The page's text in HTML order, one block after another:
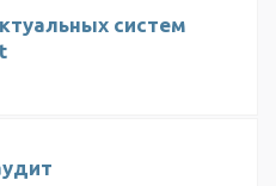
систем